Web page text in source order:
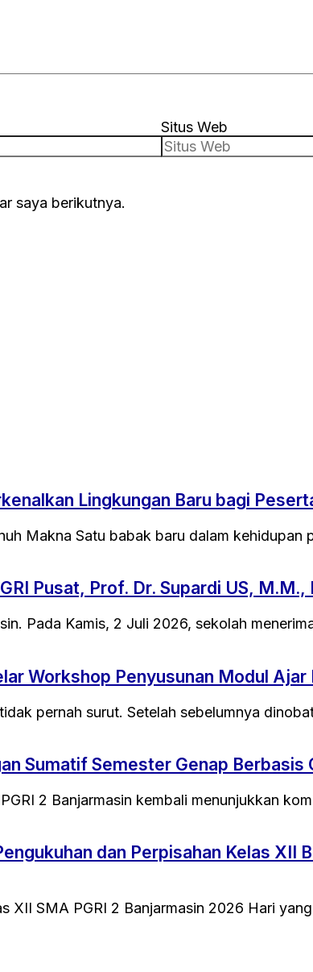
Situs Web
saya berikutnya.
Lingkungan Baru bagi
Makna Satu babak baru dalam kehidupan
Pusat, Prof. Dr. Supardi US, M.M.,
Pada Kamis, 2 Juli 2026, sekolah
Workshop Penyusunan Modul
pernah surut. Setelah sebelumnya
Sumatif Semester Genap Berbasis
2 Banjarmasin kembali menunjukkan
dan Perpisahan Kelas XII
XII SMA PGRI 2 Banjarmasin 2026 Hari